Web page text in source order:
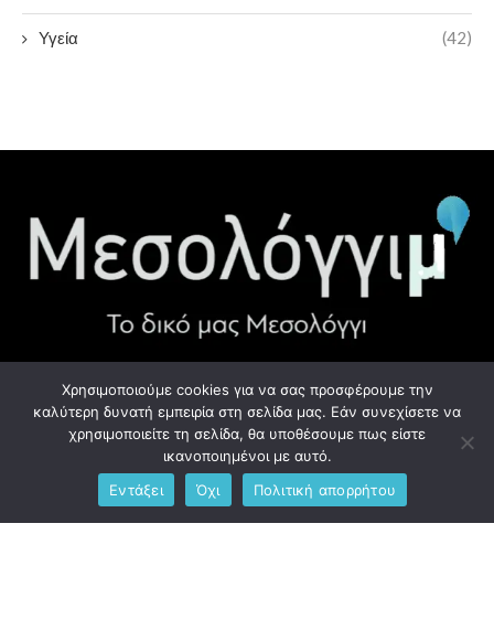
Υγεία (42)
ΧΡΉΣΙΜΑ LINK
Προσωπικά Δεδομένα - GDPR
Ανδρέου Λόντου 1, Μεσολόγγι 302 00
Χρησιμοποιούμε cookies για να σας προσφέρουμε την
καλύτερη δυνατή εμπειρία στη σελίδα μας. Εάν συνεχίσετε να
χρησιμοποιείτε τη σελίδα, θα υποθέσουμε πως είστε
ικανοποιημένοι με αυτό.
Εντάξει
Όχι Πολιτική απορρήτου